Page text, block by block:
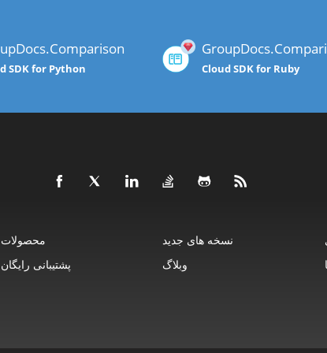
SDK for Python Cloud SDK for Ruby
محصولات نسخه های جدید
پشتیبانی رایگان وبلاگ